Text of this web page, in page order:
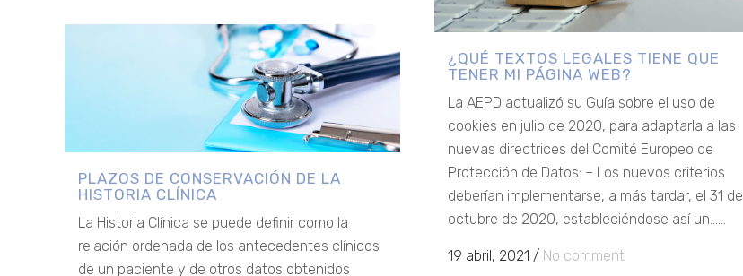
¿QUÉ TEXTOS LEGALES TIENE QUE
TENER MI PÁGINA WEB?
La AEPD actualizó su Guía sobre el uso de
cookies en julio de 2020, para adaptarla a las
nuevas directrices del Comité Europeo de
Protección de Datos: – Los nuevos criterios
deberían implementarse, a más tardar, el 31 de
octubre de 2020, estableciéndose así un......
19 abril, 2021 / No comment
PLAZOS DE CONSERVACIÓN DE LA
HISTORIA CLÍNICA
La Historia Clínica se puede definir como la
relación ordenada de los antecedentes clínicos
de un paciente y de otros datos obtenidos